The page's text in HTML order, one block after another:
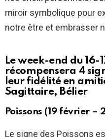
miroir symbolique pour
notre être et embrasser
Le week-end du
récompensera 4
leur fidélité en
Sagittaire, Bélier
Poissons (19 février –
Le signe des Poissons